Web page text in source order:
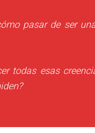
pasar de ser
todas esas